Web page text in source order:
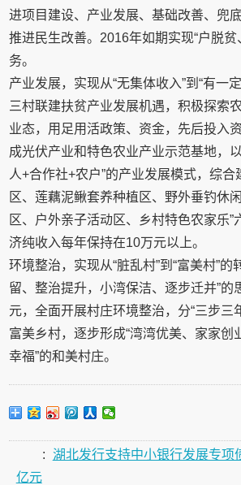
进项目建设、产业发展、基础改善、兜
推进民生改善。2016年如期实现“户脱贫
务。
产业发展，实现从“无集体收入”到“有一
三村联建扶贫产业发展机遇，积极探索
业态，用足用活政策、资金，先后投入
成光伏产业和特色农业产业示范基地，
人+合作社+农户”的产业发展模式，综合
区、莲藕泥鳅套养种植区、野外垂钓休
区、户外亲子活动区、乡村特色农家乐”
济纯收入每年保持在10万元以上。
环境整治，实现从“脏乱村”到“富美村”的
留、整治提升，小湾保洁、逐步迁并”的
元，全面开展村庄环境整治，分“三步三
富美乡村，逐步形成“湾湾优美、家家创
幸福”的和美村庄。
: 湖北发行支持中小银行发展专项
亿元